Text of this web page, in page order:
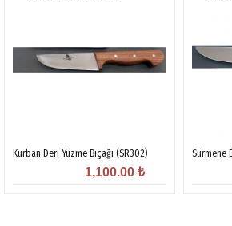
Kurban Deri Yüzme Bıçağı (SR302)
1,100.00 ₺
Sürmene